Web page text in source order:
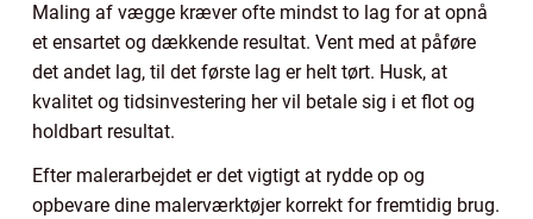
Maling af vægge kræver ofte mindst to lag for at opnå
et ensartet og dækkende resultat. Vent med at påføre
det andet lag, til det første lag er helt tørt. Husk, at
kvalitet og tidsinvestering her vil betale sig i et flot og
holdbart resultat.
Efter malerarbejdet er det vigtigt at rydde op og
opbevare dine malerværktøjer korrekt for fremtidig brug.